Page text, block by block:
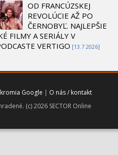
OD FRANCÚZSKEJ
REVOLÚCIE AŽ PO
ČERNOBYĽ. NAJLEPŠIE
FILMY A SERIÁLY V
VERTIGO [13.7 2026]
Google | O nás / kontakt
(c) 2026 SECTOR Online